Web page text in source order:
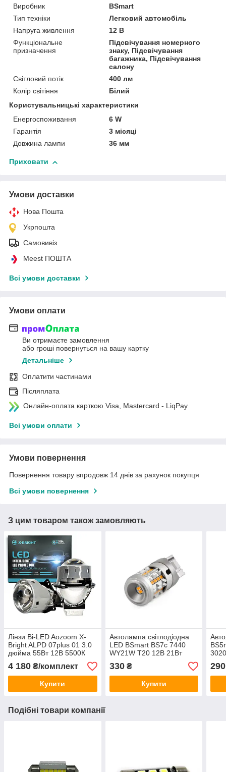
Виробник
BSmart
Тип техніки
Легковий автомобіль
Напруга живлення
12 В
Функціональне
призначення
Підсвічування номерного
знаку, Підсвічування
багажника, Підсвічування
салону
Світловий потік
400 лм
Колір світіння
Білий
Користувальницькі характеристики
Енергоспоживання
6 W
Гарантія
3 місяці
Довжина лампи
36 мм
Приховати
Умови доставки
Нова Пошта
Укрпошта
Самовивіз
Meest ПОШТА
Всі умови доставки
Умови оплати
Ви отримаєте замовлення
або гроші повернуться на вашу картку
Детальніше
Оплатити частинами
Післяплата
Онлайн-оплата карткою Visa, Mastercard - LiqPay
Всі умови оплати
Умови повернення
Повернення товару впродовж 14 днів за рахунок покупця
Всі умови повернення
З цим товаром також замовляють
Лінзи Bi-LED Aozoom X-
Bright ALPD 07plus 01 3.0
дюйма 55Вт 12В 5500К
4 180 ₴/комплект
Купити
Автолампа світлодіодна
LED BSmart BS7c 7440
WY21W T20 12В 21Вт
CANBUS Жовтий поворот
330₴
Купити
290
Подібні товари компанії